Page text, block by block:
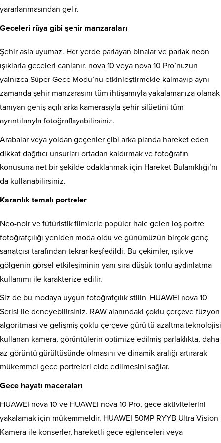
yararlanmasından gelir.
Geceleri rüya gibi şehir manzaraları
Şehir asla uyumaz. Her yerde parlayan binalar ve parlak neon
ışıklarla geceleri canlanır. nova 10 veya nova 10 Pro’nuzun
yalnızca Süper Gece Modu’nu etkinleştirmekle kalmayıp aynı
zamanda şehir manzarasını tüm ihtişamıyla yakalamanıza olanak
tanıyan geniş açılı arka kamerasıyla şehir silüetini tüm
ayrıntılarıyla fotoğraflayabilirsiniz.
Arabalar veya yoldan geçenler gibi arka planda hareket eden
dikkat dağıtıcı unsurları ortadan kaldırmak ve fotoğrafın
konusuna net bir şekilde odaklanmak için Hareket Bulanıklığı’nı
da kullanabilirsiniz.
Karanlık temalı portreler
Neo-noir ve fütüristik filmlerle popüler hale gelen loş portre
fotoğrafçılığı yeniden moda oldu ve günümüzün birçok genç
sanatçısı tarafından tekrar keşfedildi. Bu çekimler, ışık ve
gölgenin görsel etkileşiminin yanı sıra düşük tonlu aydınlatma
kullanımı ile karakterize edilir.
Siz de bu modaya uygun fotoğrafçılık stilini HUAWEI nova 10
Serisi ile deneyebilirsiniz. RAW alanındaki çoklu çerçeve füzyon
algoritması ve gelişmiş çoklu çerçeve gürültü azaltma teknolojisi
kullanan kamera, görüntülerin optimize edilmiş parlaklıkta, daha
az görüntü gürültüsünde olmasını ve dinamik aralığı artırarak
mükemmel gece portreleri elde edilmesini sağlar.
Gece hayatı maceraları
HUAWEI nova 10 ve HUAWEI nova 10 Pro, gece aktivitelerini
yakalamak için mükemmeldir. HUAWEI 50MP RYYB Ultra Vision
Kamera ile konserler, hareketli gece eğlenceleri veya